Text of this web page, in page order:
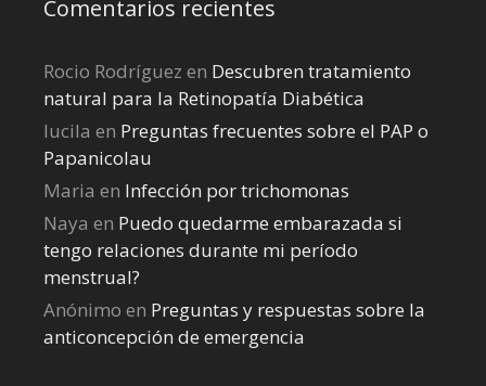
Comentarios recientes
Rocio Rodríguez en Descubren tratamiento
natural para la Retinopatía Diabética
lucila en Preguntas frecuentes sobre el PAP o
Papanicolau
Maria en Infección por trichomonas
Naya en Puedo quedarme embarazada si
tengo relaciones durante mi perí­odo
menstrual?
Anónimo en Preguntas y respuestas sobre la
anticoncepción de emergencia